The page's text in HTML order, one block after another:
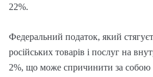
22%.
Федеральний податок, який
російських товарів і послуг на
2%, що може спричинити за собою